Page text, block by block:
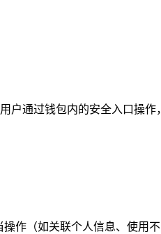
户通过钱包内的安全入口操
作（如关联个人信息、使用